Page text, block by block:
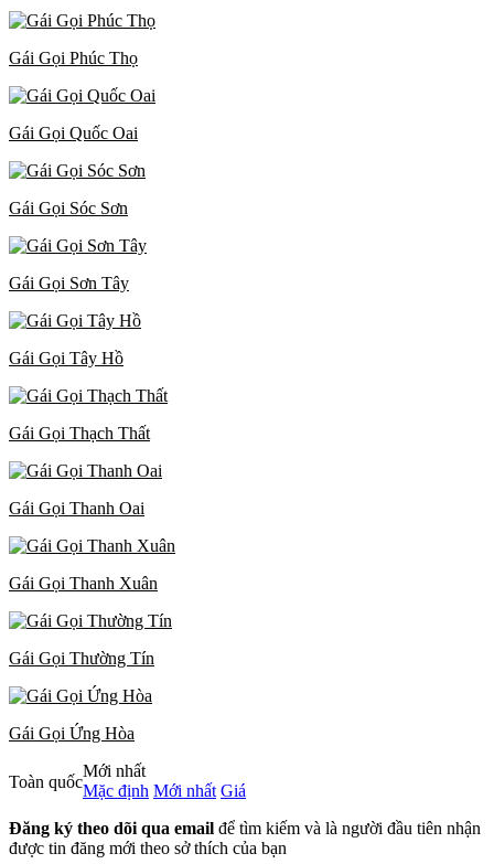
Gái Gọi Phúc Thọ
Gái Gọi Quốc Oai
Gái Gọi Sóc Sơn
Gái Gọi Sơn Tây
Gái Gọi Tây Hồ
Gái Gọi Thạch Thất
Gái Gọi Thanh Oai
Gái Gọi Thanh Xuân
Gái Gọi Thường Tín
Gái Gọi Ứng Hòa
Toàn quốc
Mới nhất
Mặc định Mới nhất Giá
Đăng ký theo dõi qua email để tìm kiếm và là người đầu tiên nhận
được tin đăng mới theo sở thích của bạn